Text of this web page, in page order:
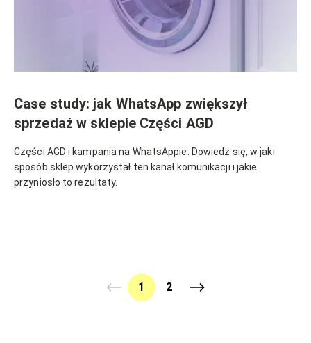
Case study: jak WhatsApp zwiększył
sprzedaż w sklepie Części AGD
Części AGD i kampania na WhatsAppie. Dowiedz się, w jaki
sposób sklep wykorzystał ten kanał komunikacji i jakie
przyniosło to rezultaty.
1 2